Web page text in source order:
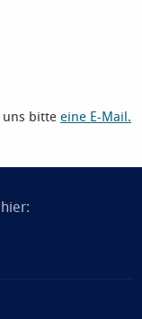
uns bitteeine E-Mail.